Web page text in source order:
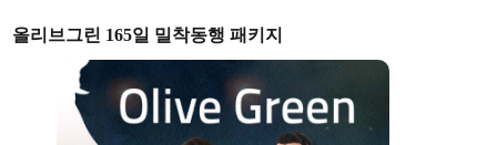
올리브그린 165일 밀착동행 패키지